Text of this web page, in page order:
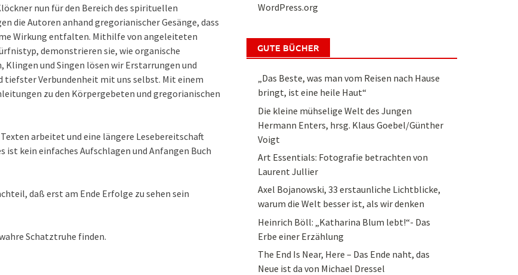
nun für den Bereich des spirituellen
die Autoren anhand gregorianischer Gesänge, dass
Wirkung entfalten. Mithilfe von angeleiteten
demonstrieren sie, wie organische
Klingen und Singen lösen wir Erstarrungen und
tiefster Verbundenheit mit uns selbst. Mit einem
zu den Körpergebeten und gregorianischen
arbeitet und eine längere Lesebereitschaft
kein einfaches Aufschlagen und Anfangen Buch
daß erst am Ende Erfolge zu sehen sein
Schatztruhe finden.
WordPress.org
GUTE BÜCHER
„Das Beste, was man vom Reisen nach Hause
bringt, ist eine heile Haut“
Die kleine mühselige Welt des Jungen
Hermann Enters, hrsg. Klaus Goebel/Günther
Voigt
Art Essentials: Fotografie betrachten von
Laurent Jullier
Axel Bojanowski, 33 erstaunliche Lichtblicke,
warum die Welt besser ist, als wir denken
Heinrich Böll: „Katharina Blum lebt!“- Das
Erbe einer Erzählung
The End Is Near, Here – Das Ende naht, das
Neue ist da von Michael Dressel